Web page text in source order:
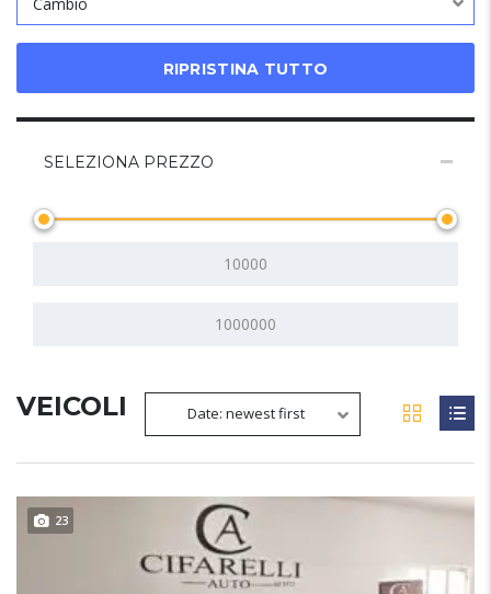
RIPRISTINA TUTTO
SELEZIONA PREZZO
VEICOLI Date: newest first
23